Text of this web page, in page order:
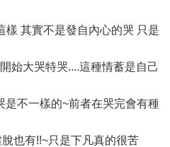
樣 其實不是發自內心的哭 只是
始大哭特哭....這種情蓄是自己
是不一樣的~前者在哭完會有種
也有!!~只是下凡真的很苦